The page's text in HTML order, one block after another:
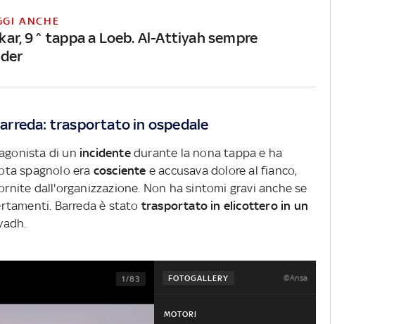
ANCHE
9^ tappa a Loeb. Al-Attiyah sempre
trasportato in ospedale
di un incidentedurante la nona tappa e ha
spagnolo era cosciente e accusava dolore al fianco,
dall'organizzazione. Non ha sintomi gravi anche se
Barreda è stato trasportato in elicottero in un
FOTOGALLERY ©Ansa
1/83
MOTORI